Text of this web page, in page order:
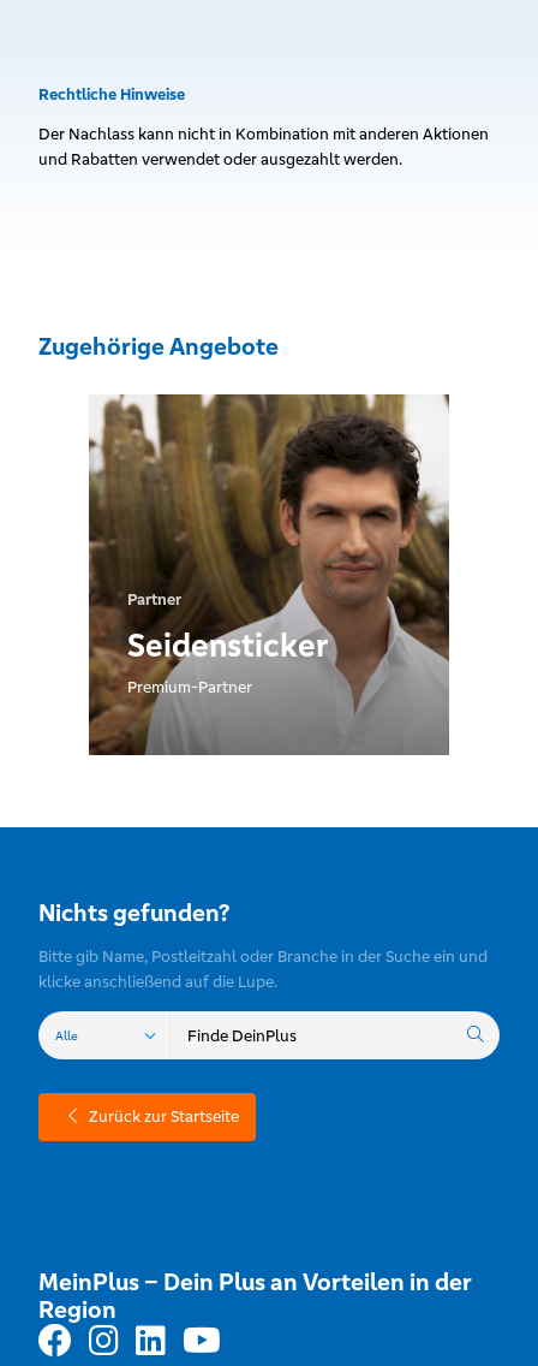
Rechtliche Hinweise
Der Nachlass kann nicht in Kombination mit anderen Aktionen
und Rabatten verwendet oder ausgezahlt werden.
Zugehörige Angebote
Partner
Seidensticker
Premium-Partner
Nichts gefunden?
Bitte gib Name, Postleitzahl oder Branche in der Suche ein und
klicke anschließend auf die Lupe.
Zurück zur Startseite
MeinPlus – Dein Plus an Vorteilen in der
Region